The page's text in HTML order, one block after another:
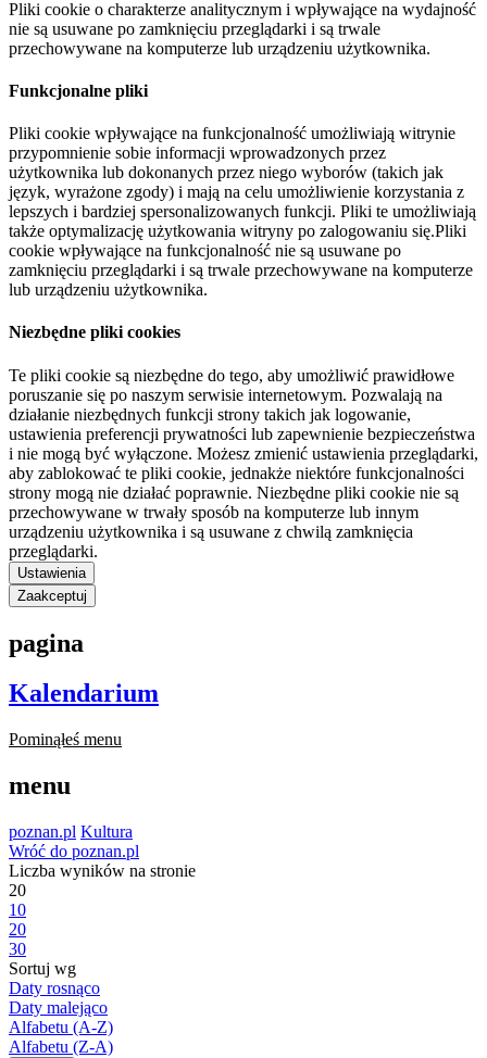
Pliki cookie o charakterze analitycznym i wpływające na wydajność
nie są usuwane po zamknięciu przeglądarki i są trwale
przechowywane na komputerze lub urządzeniu użytkownika.
Funkcjonalne pliki
Pliki cookie wpływające na funkcjonalność umożliwiają witrynie
przypomnienie sobie informacji wprowadzonych przez
użytkownika lub dokonanych przez niego wyborów (takich jak
język, wyrażone zgody) i mają na celu umożliwienie korzystania z
lepszych i bardziej spersonalizowanych funkcji. Pliki te umożliwiają
także optymalizację użytkowania witryny po zalogowaniu się.Pliki
cookie wpływające na funkcjonalność nie są usuwane po
zamknięciu przeglądarki i są trwale przechowywane na komputerze
lub urządzeniu użytkownika.
Niezbędne pliki cookies
Te pliki cookie są niezbędne do tego, aby umożliwić prawidłowe
poruszanie się po naszym serwisie internetowym. Pozwalają na
działanie niezbędnych funkcji strony takich jak logowanie,
ustawienia preferencji prywatności lub zapewnienie bezpieczeństwa
i nie mogą być wyłączone. Możesz zmienić ustawienia przeglądarki,
aby zablokować te pliki cookie, jednakże niektóre funkcjonalności
strony mogą nie działać poprawnie. Niezbędne pliki cookie nie są
przechowywane w trwały sposób na komputerze lub innym
urządzeniu użytkownika i są usuwane z chwilą zamknięcia
przeglądarki.
Ustawienia
Zaakceptuj
pagina
Kalendarium
Pominąłeś menu
menu
poznan.pl Kultura
Wróć do poznan.pl
Liczba wyników na stronie
20
10
20
30
Sortuj wg
Daty rosnąco
Daty malejąco
Alfabetu (A-Z)
Alfabetu (Z-A)